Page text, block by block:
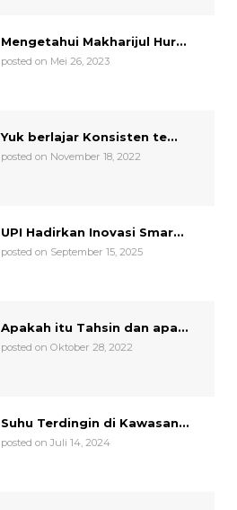
Mengetahui Makharijul Hur...
posted on Mei 26, 2023
Yuk berlajar Konsisten te...
posted on November 18, 2022
UPI Hadirkan Inovasi Smar...
posted on September 15, 2025
Apakah itu Tahsin dan apa...
posted on Oktober 28, 2022
Suhu Terdingin di Kawasan...
posted on Juli 14, 2024